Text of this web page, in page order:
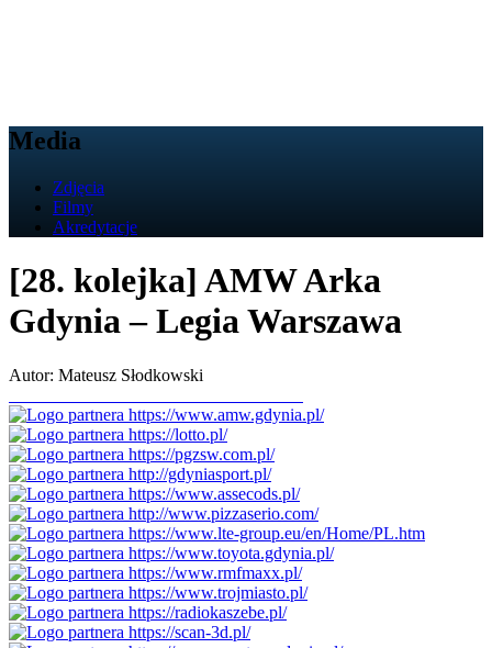
Media
Zdjęcia
Filmy
Akredytacje
[28. kolejka] AMW Arka
Gdynia – Legia Warszawa
Autor: Mateusz Słodkowski